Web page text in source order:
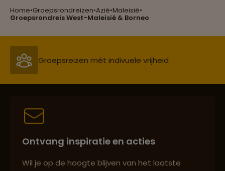
Home•Groepsrondreizen•Azië•Maleisië•
Groepsrondreis West-Maleisië & Borneo
Groepsreizen mét indivuele vrijheid
Reiszekerheid met Sawadee
Persoonlijk en deskundig reisadvies
Ontvang inspiratie en acties
Wil je op de hoogte blijven van het laatste